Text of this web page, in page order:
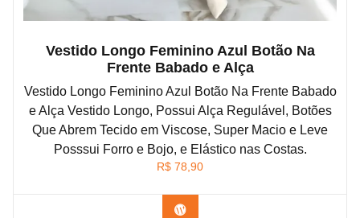
Vestido Longo Feminino Azul Botão Na
Frente Babado e Alça
Vestido Longo Feminino Azul Botão Na Frente Babado
e Alça Vestido Longo, Possui Alça Regulável, Botões
Que Abrem Tecido em Viscose, Super Macio e Leve
Posssui Forro e Bojo, e Elástico nas Costas.
R$ 78,90
Confira na Shopee